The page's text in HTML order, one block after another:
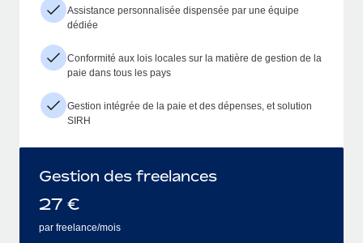
Assistance personnalisée dispensée par une équipe
dédiée
Conformité aux lois locales sur la matière de gestion de la
paie dans tous les pays
Gestion intégrée de la paie et des dépenses, et solution
SIRH
Gestion des freelances
27 €
par freelance/mois